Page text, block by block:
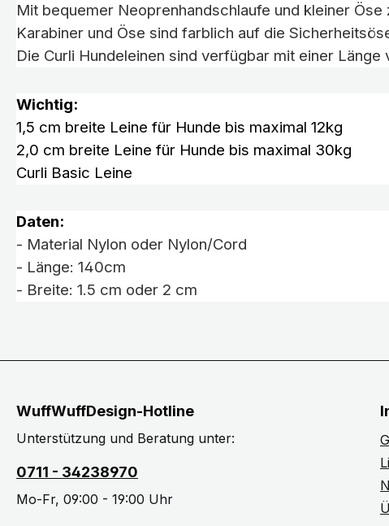
Mit bequemer Neoprenhandschlaufe und kleiner
Karabiner und Öse sind farblich auf die
Die Curli Hundeleinen sind verfügbar mit einer
Wichtig:
1,5 cm breite Leine für Hunde bis maximal 12kg
2,0 cm breite Leine für Hunde bis maximal 30kg
Curli Basic Leine
Daten:
- Material Nylon oder Nylon/Cord
- Länge: 140cm
- Breite: 1.5 cm oder 2 cm
WuffWuffDesign-Hotline
Unterstützung und Beratung unter:
0711 - 34238970
Mo-Fr, 09:00 - 19:00 Uhr